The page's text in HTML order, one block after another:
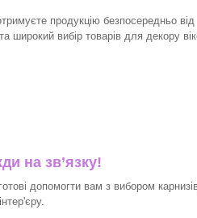
продукцію безпосередньо від
широкий вибір товарів для декору
на зв’язку!
допомогти вам з вибором